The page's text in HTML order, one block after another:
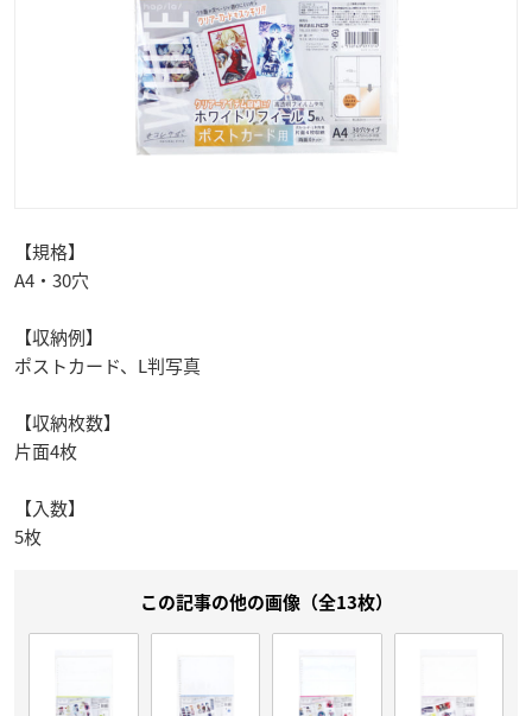
【規格】
A4・30穴
【収納例】
ポストカード、L判写真
【収納枚数】
片面4枚
【入数】
5枚
この記事の他の画像（全13枚）